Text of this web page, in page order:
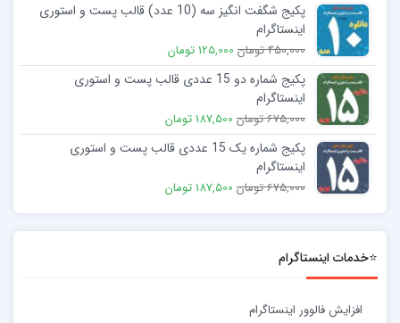
پکیج شگفت انگیز سه (10 عدد) قالب پست و استوری
اینستاگرام
450,000 تومان 125,000 تومان
پکیج شماره دو 15 عددی قالب پست و استوری
اینستاگرام
675,000 تومان 187,500 تومان
پکیج شماره یک 15 عددی قالب پست و استوری
اینستاگرام
675,000 تومان 187,500 تومان
⭐خدمات اینستاگرام
افزایش فالوور اینستاگرام